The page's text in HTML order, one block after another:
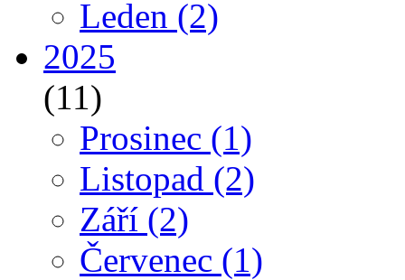
Leden (2)
2025
(11)
Prosinec (1)
Listopad (2)
Září (2)
Červenec (1)